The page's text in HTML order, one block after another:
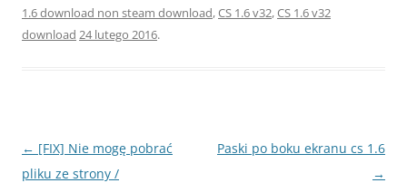
1.6 download non steam download,CS 1.6 v32,CS 1.6 v32
download 24 lutego 2016.
Nawigacja
wpisu
← [FIX] Nie mogę pobrać
pliku ze strony /
Paski po boku ekranu cs 1.6
→